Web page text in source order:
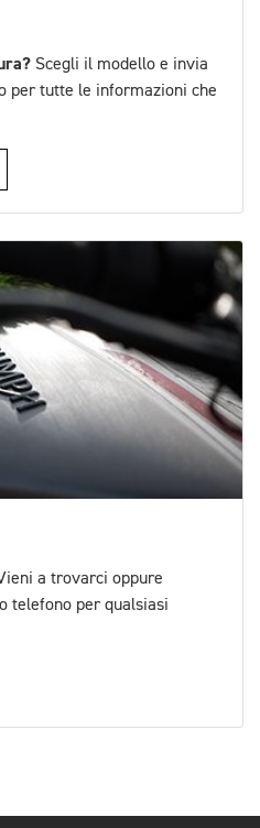
Scegli il modello e invia
per tutte le informazioni che
a trovarci oppure
telefono per qualsiasi